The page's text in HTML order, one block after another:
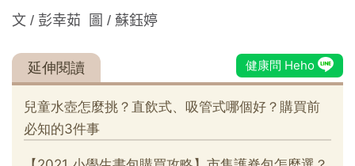
文 / 彭幸茹 圖 / 蘇鈺婷